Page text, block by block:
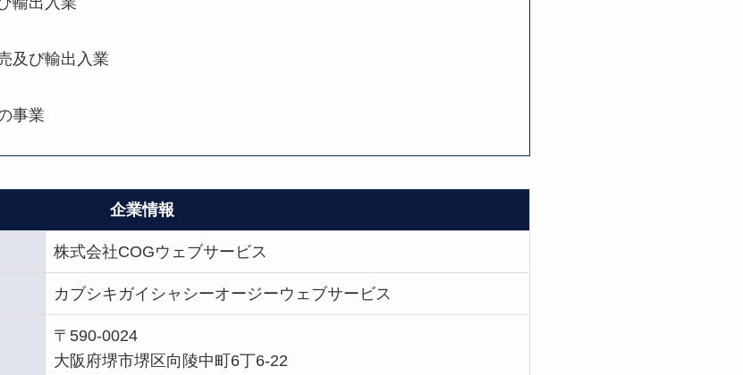
及び輸出入業
事業
企業情報
株式会社COGウェブサービス
カブシキガイシャシーオージーウェブサービス
〒590-0024
大阪府堺市堺区向陵中町6丁6-22